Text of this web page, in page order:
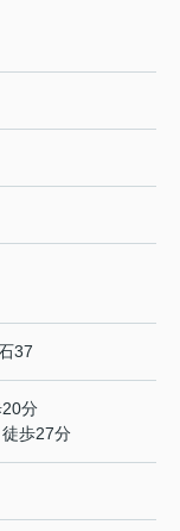
37
20分
徒歩27分